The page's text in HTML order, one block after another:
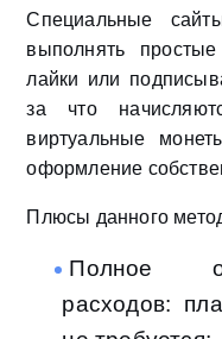
Специальные
выполнять
лайки или
за что
виртуальные
оформление
Плюсы данного
Полное
расходов: